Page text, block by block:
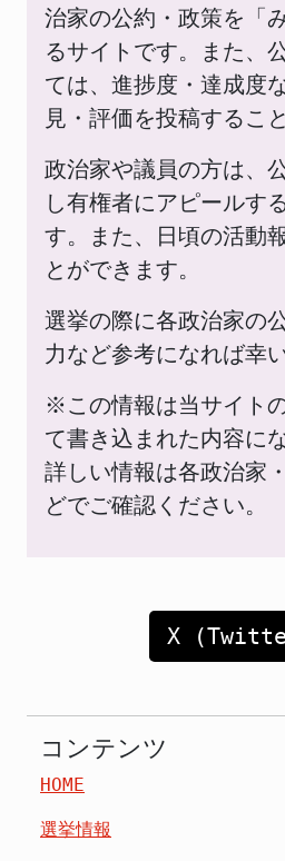
治家の公約・政策を「
るサイトです。また、
ては、進捗度・達成度
見・評価を投稿するこ
政治家や議員の方は、
し有権者にアピールす
す。また、日頃の活動
とができます。
選挙の際に各政治家の
力など参考になれば幸
※この情報は当サイト
て書き込まれた内容に
詳しい情報は各政治家
どでご確認ください。
X
コンテンツ
HOME
選挙情報